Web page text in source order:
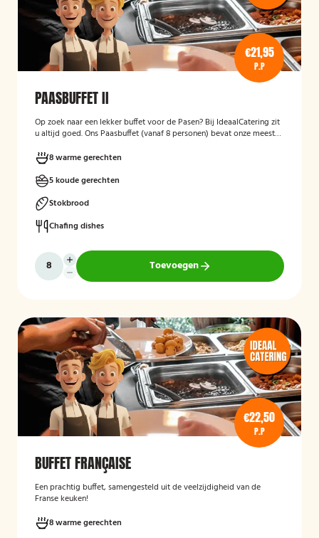
€21,95
P.P
PAASBUFFET II
Op zoek naar een lekker buffet voor de Pasen? Bij IdeaalCatering zit
u altijd goed. Ons Paasbuffet (vanaf 8 personen) bevat onze meest
8 warme gerechten
5 koude gerechten
Stokbrood
Chafing dishes
Toevoegen
€22,50
P.P
BUFFET FRANÇAISE
Een prachtig buffet, samengesteld uit de veelzijdigheid van de
Franse keuken!
8 warme gerechten